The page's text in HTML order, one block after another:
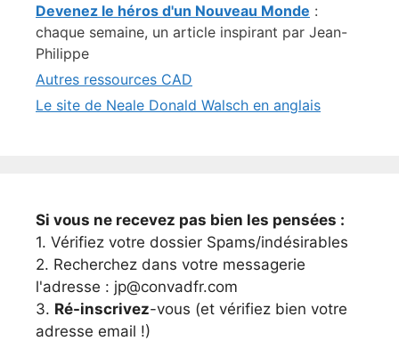
Devenez le héros d'un Nouveau Monde :
chaque semaine, un article inspirant par Jean-
Philippe
Autres ressources CAD
Le site de Neale Donald Walsch en anglais
Si vous ne recevez pas bien les pensées :
1. Vérifiez votre dossier Spams/indésirables
2. Recherchez dans votre messagerie
l'adresse : jp@convadfr.com
3. Ré-inscrivez-vous (et vérifiez bien votre
adresse email !)